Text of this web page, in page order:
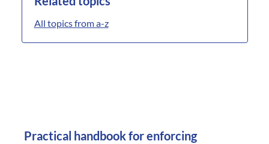
All topics from a-z
Practical handbook for enforcing